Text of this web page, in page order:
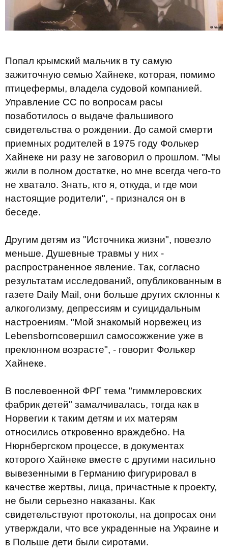
Попал крымский мальчик в ту самую
зажиточную семью Хайнеке, которая, помимо
птицефермы, владела судовой компанией.
Управление СС по вопросам расы
позаботилось о выдаче фальшивого
свидетельства о рождении. До самой смерти
приемных родителей в 1975 году Фолькер
Хайнеке ни разу не заговорил о прошлом. "Мы
жили в полном достатке, но мне всегда чего-то
не хватало. Знать, кто я, откуда, и где мои
настоящие родители", - признался он в
беседе.
Другим детям из "Источника жизни", повезло
меньше. Душевные травмы у них -
распространенное явление. Так, согласно
результатам исследований, опубликованным в
газете Daily Mail, они больше других склонны к
алкоголизму, депрессиям и суицидальным
настроениям. "Мой знакомый норвежец из
Lebensbornсовершил самосожжение уже в
преклонном возрасте", - говорит Фолькер
Хайнеке.
В послевоенной ФРГ тема "гиммлеровских
фабрик детей" замалчивалась, тогда как в
Норвегии к таким детям и их матерям
относились откровенно враждебно. На
Нюрнбергском процессе, в документах
которого Хайнеке вместе с другими насильно
вывезенными в Германию фигурировал в
качестве жертвы, лица, причастные к проекту,
не были серьезно наказаны. Как
свидетельствуют протоколы, на допросах они
утверждали, что все украденные на Украине и
в Польше дети были сиротами.